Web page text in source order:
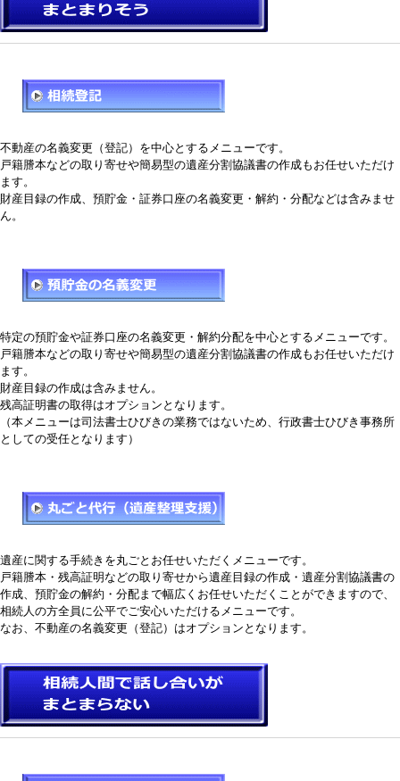
不動産の名義変更（登記）を中心とするメニューです。
戸籍謄本などの取り寄せや簡易型の遺産分割協議書の作成もお任せいただけ
ます。
財産目録の作成、預貯金・証券口座の名義変更・解約・分配などは含みませ
ん。
特定の預貯金や証券口座の名義変更・解約分配を中心とするメニューです。
戸籍謄本などの取り寄せや簡易型の遺産分割協議書の作成もお任せいただけ
ます。
財産目録の作成は含みません。
残高証明書の取得はオプションとなります。
（本メニューは司法書士ひびきの業務ではないため、行政書士ひびき事務所
としての受任となります）
遺産に関する手続きを丸ごとお任せいただくメニューです。
戸籍謄本・残高証明などの取り寄せから遺産目録の作成・遺産分割協議書の
作成、預貯金の解約・分配まで幅広くお任せいただくことができますので、
相続人の方全員に公平でご安心いただけるメニューです。
なお、不動産の名義変更（登記）はオプションとなります。